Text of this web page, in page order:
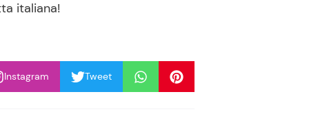
italiana!
Instagram Tweet